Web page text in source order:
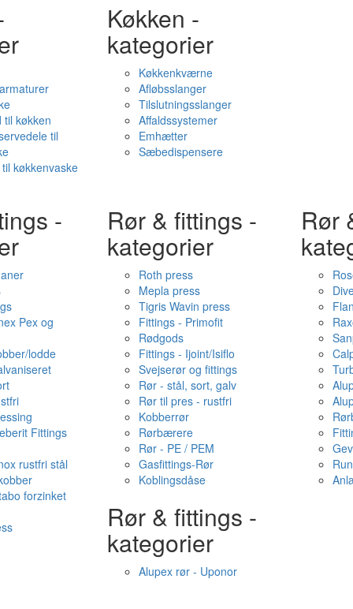
til køkken
til
køkkenvaske
Køkken -
kategorier
Køkkenkværne
Afløbsslanger
Tilslutningsslanger
Affaldssystemer
Emhætter
Sæbedispensere
-
Pex og
lodde
Fittings
rustfri stål
forzinket
Rør & fittings -
kategorier
Roth press
Mepla press
Tigris Wavin press
Fittings - Primofit
Rødgods
Fittings - Ijoint/Isiflo
Svejserør og fittings
Rør - stål, sort, galv
Rør til pres - rustfri
Kobberrør
Rørbærere
Rør - PE / PEM
Gasfittings-Rør
Koblingsdåse
Rør
Rør & fittings -
kategorier
Alupex rør - Uponor